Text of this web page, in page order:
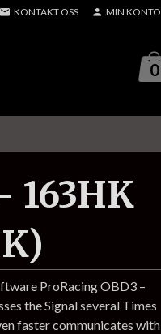
KONTAKT OSS MIN KONTO
0
163HK
ProRacing OBD3 –
the Signal several Times
faster communicates with